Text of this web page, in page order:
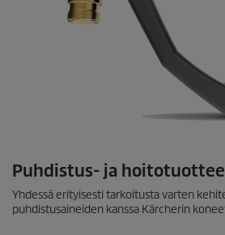
Puhdistus- ja
Yhdessä erityisesti tarkoitusta varten
puhdistusaineiden kanssa Kärcherin